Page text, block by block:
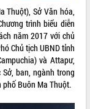
Thuột), Sở Văn hóa,
trình biểu diễn
năm 2017 với chủ
Chủ tịch UBND tỉnh
và Attapư,
ban, ngành trong
Buôn Ma Thuột.